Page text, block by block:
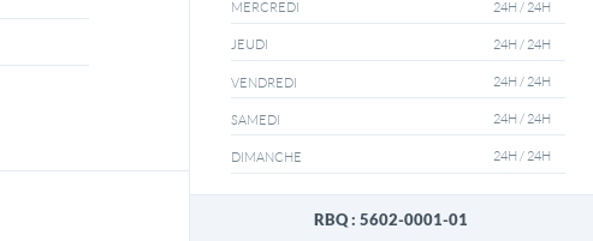
MERCREDI 24H / 24H
JEUDI 24H / 24H
VENDREDI 24H / 24H
SAMEDI 24H / 24H
DIMANCHE 24H / 24H
RBQ : 5602-0001-01